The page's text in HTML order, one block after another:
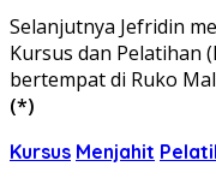
Selanjutnya Jefridin
Kursus dan Pelatihan
bertempat di Ruko
(*)
Kursus Menjahit